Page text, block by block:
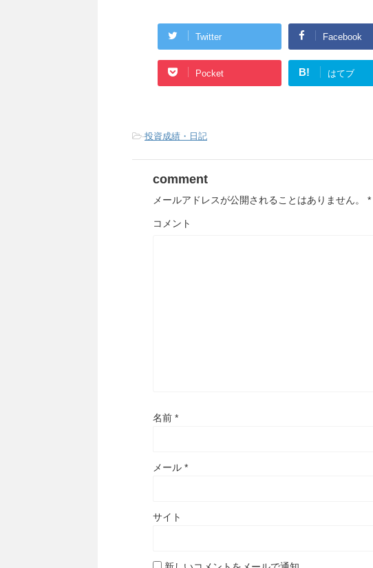
Twitter Facebook
Pocket B! はてブ
-投資成績・日記
comment
メールアドレスが公開されることはありません。 *
コメント
名前 *
メール *
サイト